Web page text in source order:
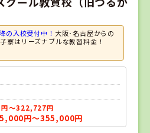
の入校受付中！ 大阪･名古屋からの
寮はリーズナブルな教習料金！
～322,727円
円～355,000円